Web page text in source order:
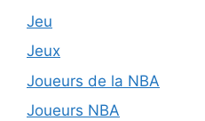
Jeu
Jeux
Joueurs de la NBA
Joueurs NBA